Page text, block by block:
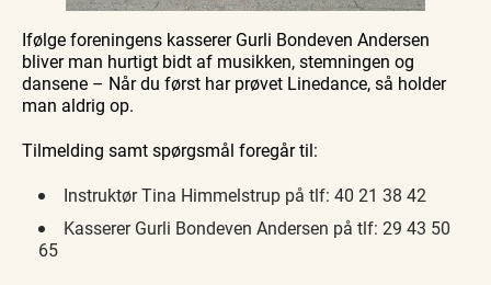
Ifølge foreningens kasserer Gurli Bondeven Andersen
bliver man hurtigt bidt af musikken, stemningen og
dansene – Når du først har prøvet Linedance, så holder
man aldrig op.
Tilmelding samt spørgsmål foregår til:
Instruktør Tina Himmelstrup på tlf: 40 21 38 42
Kasserer Gurli Bondeven Andersen på tlf: 29 43 50
65